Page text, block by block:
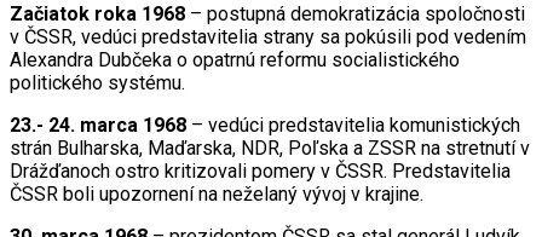
Začiatok roka 1968 – postupná demokratizácia spoločnosti
v ČSSR, vedúci predstavitelia strany sa pokúsili pod vedením
Alexandra Dubčeka o opatrnú reformu socialistického
politického systému.
23.- 24. marca 1968 – vedúci predstavitelia komunistických
strán Bulharska, Maďarska, NDR, Poľska a ZSSR na stretnutí v
Drážďanoch ostro kritizovali pomery v ČSSR. Predstavitelia
ČSSR boli upozornení na neželaný vývoj v krajine.